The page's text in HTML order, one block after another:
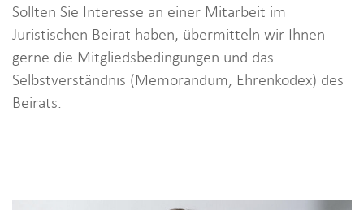
Sollten Sie Interesse an einer Mitarbeit im
Juristischen Beirat haben, übermitteln wir Ihnen
gerne die Mitgliedsbedingungen und das
Selbstverständnis (Memorandum, Ehrenkodex) des
Beirats.